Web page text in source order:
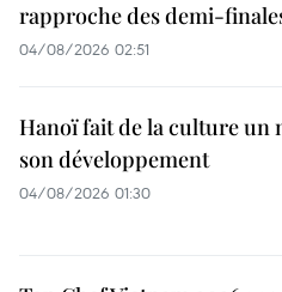
rapproche des demi-
04/08/2026 02:51
Hanoï fait de la culture un
son développement
04/08/2026 01:30